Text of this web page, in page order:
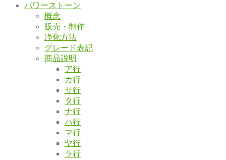
パワーストーン
概念
販売・制作
浄化方法
グレード表記
商品説明
ア行
カ行
サ行
タ行
ナ行
ハ行
マ行
ヤ行
ラ行